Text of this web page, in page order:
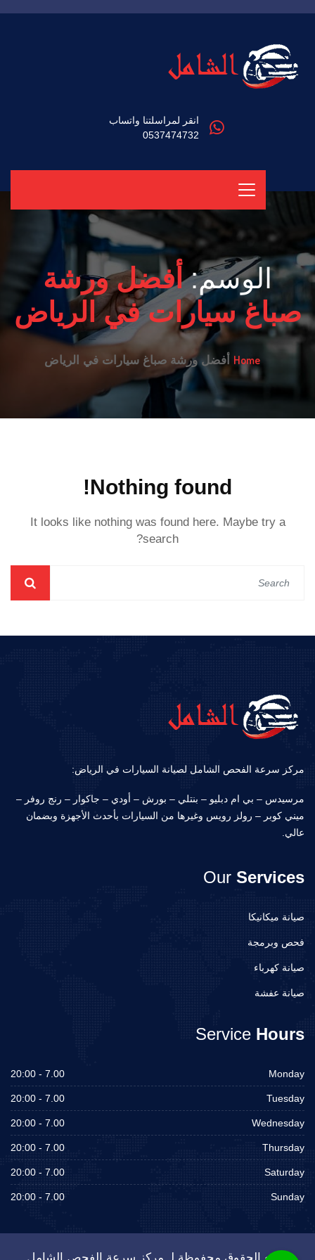
انقر لمراسلتنا واتساب
0537474732
الوسم:أفضل ورشة
صباغ سيارات في الرياض
Home أفضل ورشة صباغ سيارات في الرياض
Nothing found!
It looks like nothing was found here. Maybe try a
search?
مركز سرعة الفحص الشامل لصيانة السيارات في الرياض:
مرسيدس – بي ام دبليو – بنتلي – بورش – أودي – جاكوار – رنج روفر –
ميني كوبر – رولز رويس وغيرها من السيارات بأحدث الأجهزة وبضمان
عالي.
Our Services
صيانة ميكانيكا
فحص وبرمجة
صيانة كهرباء
صيانة عفشة
Service Hours
Monday
7.00 - 20:00
Tuesday
7.00 - 20:00
Wednesday
7.00 - 20:00
Thursday
7.00 - 20:00
Saturday
7.00 - 20:00
Sunday
7.00 - 20:00